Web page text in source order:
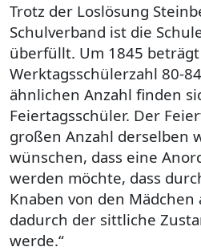
Trotz der Loslösung
Schulverband ist die
überfüllt. Um 1845
Werktagsschülerzahl 80-
ähnlichen Anzahl finden
Feiertagsschüler. Der
großen Anzahl derselben
wünschen, dass eine
werden möchte, dass
Knaben von den
dadurch der sittliche
werde.“